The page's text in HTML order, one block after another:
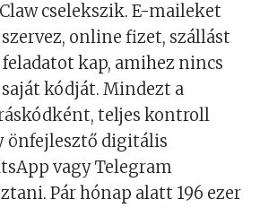
cselekszik. E-maileket
online fizet, szállást
kap, amihez nincs
kódját. Mindezt a
teljes kontroll
önfejlesztő digitális
vagy Telegram
Pár hónap alatt 196 ezer